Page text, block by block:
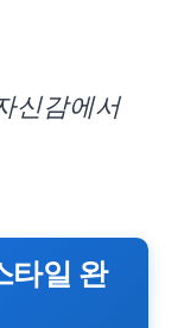
신감에서
타일 완